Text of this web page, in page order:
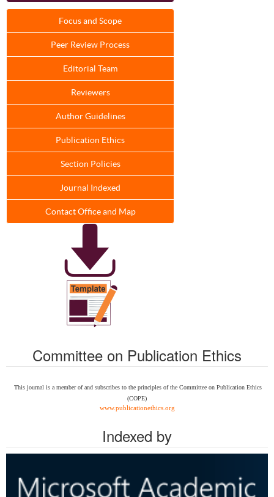
Focus and Scope
Peer Review Process
Editorial Team
Reviewers
Author Guidelines
Publication Ethics
Section Policies
Journal Indexed
Contact Office and Map
Committee on Publication Ethics
This journal is a member of and subscribes to the principles of the Committee on Publication Ethics
(COPE)
www.publicationethics.org
Indexed by